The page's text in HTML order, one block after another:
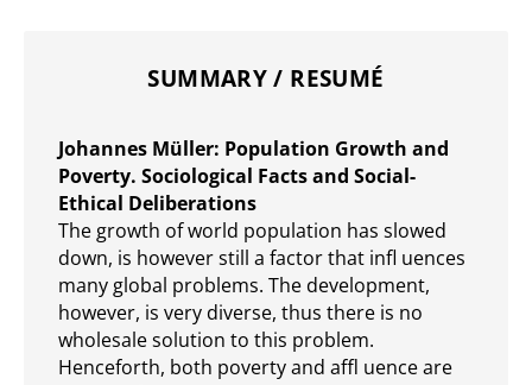
SUMMARY / RESUMÉ
Johannes Müller: Population Growth and
Poverty. Sociological Facts and Social-
Ethical Deliberations
The growth of world population has slowed
down, is however still a factor that infl uences
many global problems. The development,
however, is very diverse, thus there is no
wholesale solution to this problem.
Henceforth, both poverty and affl uence are